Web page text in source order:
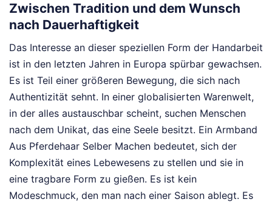
Zwischen Tradition und dem Wunsch
nach Dauerhaftigkeit
Das Interesse an dieser speziellen Form der Handarbeit
ist in den letzten Jahren in Europa spürbar gewachsen.
Es ist Teil einer größeren Bewegung, die sich nach
Authentizität sehnt. In einer globalisierten Warenwelt,
in der alles austauschbar scheint, suchen Menschen
nach dem Unikat, das eine Seele besitzt. Ein Armband
Aus Pferdehaar Selber Machen bedeutet, sich der
Komplexität eines Lebewesens zu stellen und sie in
eine tragbare Form zu gießen. Es ist kein
Modeschmuck, den man nach einer Saison ablegt. Es